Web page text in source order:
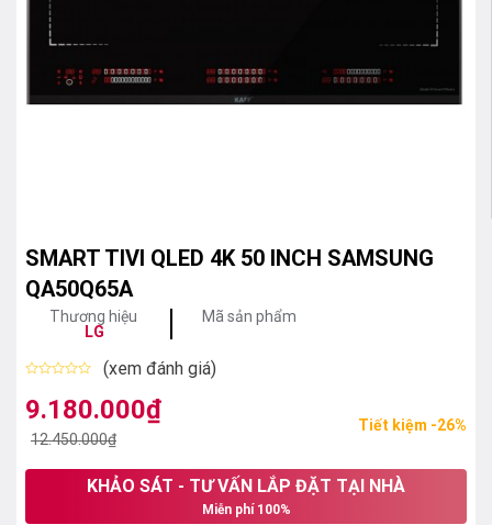
SMART TIVI QLED 4K 50 INCH SAMSUNG
QA50Q65A
Thương hiệu
LG
Mã sản phẩm
xếp
hạng
5
(xem đánh giá)
12.450.000₫
Giá
gốc
12.450.000₫.
9.180.000₫
Giá
hiện
Tiết kiệm -26%
KHẢO SÁT - TƯ VẤN LẮP ĐẶT TẠI NHÀ
Miễn phí 100%